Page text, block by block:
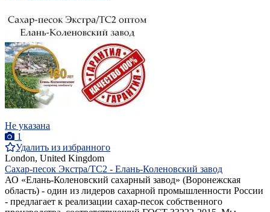
Не указана
1
Удалить из избранного
London, United Kingdom
Сахар-песок Экстра/ТС2 - Елань-Коленовский завод
АО «Елань-Коленовский сахарный завод» (Воронежская
область) - один из лидеров сахарной промышленности России
- предлагает к реализации сахар-песок собственного